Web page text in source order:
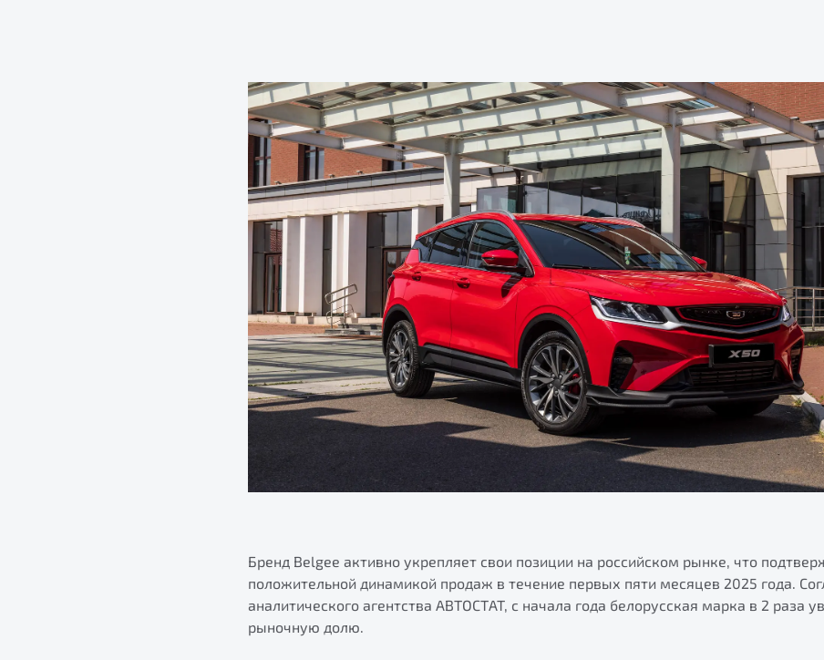
Бренд Belgee активно укрепляет свои позиции на российском рынке, что
положительной динамикой продаж в течение первых пяти месяцев 2025 года.
аналитического агентства АВТОСТАТ, с начала года белорусская марка в 2 раза
рыночную долю.